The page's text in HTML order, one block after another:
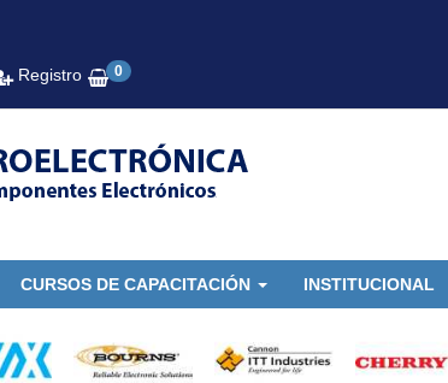
Registro 0
CURSOS DE CAPACITACIÓN INSTITUCIONAL